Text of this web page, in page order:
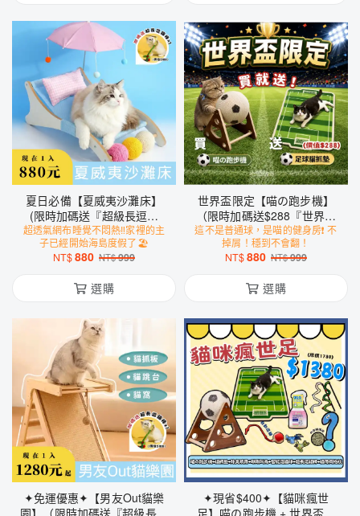
夏日必備【夏威夷沙灘床】
(限時加碼送『超級長逗貓
棒』x1)
超透氣網布睡覺不悶熱‼️家裡的主
子已經開始海島度假了🏖️
NT$880 NT$999
選購
世界盃限定【喵の跑步機】
（限時加碼送$288『世界盃
足球貓抓墊』x1、『超級長
逗貓棒』x1）
這不是普通球，是喵的健身房❗️ 不
掉屑！穩到不會翻！
NT$880 NT$999
選購
✦免運優惠✦【男友Out貓樂
✦現省$400✦【貓咪瘋世